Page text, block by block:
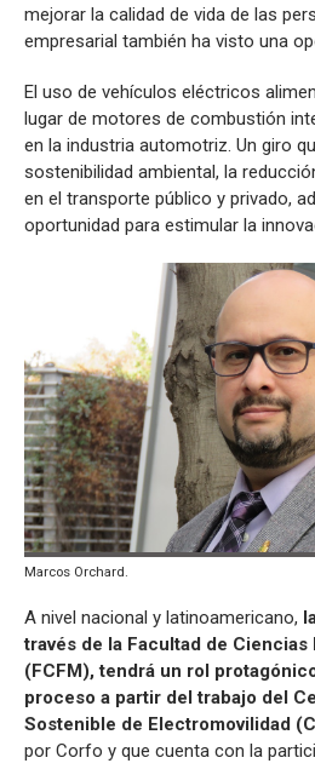
mejorar la calidad de vida de las
empresarial también ha visto una
El uso de vehículos eléctricos
lugar de motores de combustión
en la industria automotriz. Un giro
sostenibilidad ambiental, la
en el transporte público y privado,
oportunidad para estimular la
Marcos Orchard.
A nivel nacional y latinoamericano,
través de la Facultad de
(FCFM), tendrá un rol
proceso a partir del trabajo del
Sostenible de Electromovilidad
por Corfo y que cuenta con la